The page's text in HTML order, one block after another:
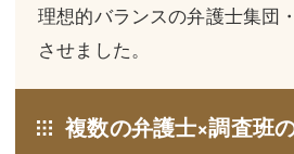
労働問題（解雇，残業等）
刑事弁護
刑事弁護
交通事故
理想的バランスの弁護士集団
させました。
複数の弁護士×調査班